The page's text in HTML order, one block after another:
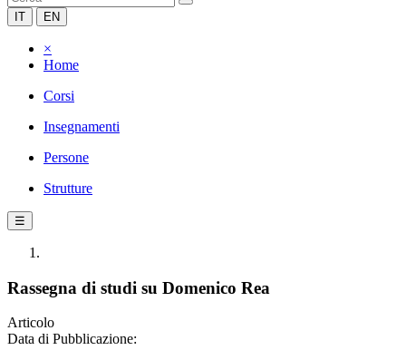
IT EN
×
Home
Corsi
Insegnamenti
Persone
Strutture
☰
Rassegna di studi su Domenico Rea
Articolo
Data di Pubblicazione: